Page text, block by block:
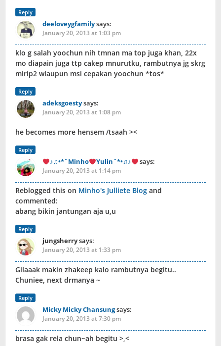
Reply
deeloveygfamilysays:
January 20, 2013 at 1:03 pm
klo g salah yoochun nih tmnan ma top juga khan, 22x
mo diapain juga ttp cakep mnurutku, rambutnya jg skrg
mirip2 wlaupun msi cepakan yoochun *tos*
Reply
adeksgoestysays:
January 20, 2013 at 1:08 pm
he becomes more hensem /tsaah ><
Reply
♪♫•*¨Minho Yulin¨*•♫♪ says:
January 20, 2013 at 1:14 pm
Reblogged this on Minho's Julliete Blog and
commented:
abang bikin jantungan aja u,u
Reply
jungsherrysays:
January 20, 2013 at 1:33 pm
Gilaaak makin zhakeep kalo rambutnya begitu..
Chuniee, next drmanya ~
Reply
Micky Micky Chansungsays:
January 20, 2013 at 7:30 pm
brasa gak rela chun~ah begitu >,<